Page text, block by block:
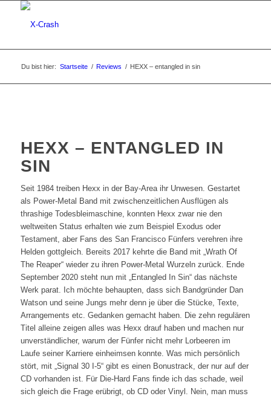
Du bist hier: Startseite / Reviews / HEXX – entangled in sin
HEXX – ENTANGLED IN
SIN
Seit 1984 treiben Hexx in der Bay-Area ihr Unwesen. Gestartet
als Power-Metal Band mit zwischenzeitlichen Ausflügen als
thrashige Todesbleimaschine, konnten Hexx zwar nie den
weltweiten Status erhalten wie zum Beispiel Exodus oder
Testament, aber Fans des San Francisco Fünfers verehren ihre
Helden gottgleich. Bereits 2017 kehrte die Band mit „Wrath Of
The Reaper“ wieder zu ihren Power-Metal Wurzeln zurück. Ende
September 2020 steht nun mit „Entangled In Sin“ das nächste
Werk parat. Ich möchte behaupten, dass sich Bandgründer Dan
Watson und seine Jungs mehr denn je über die Stücke, Texte,
Arrangements etc. Gedanken gemacht haben. Die zehn regulären
Titel alleine zeigen alles was Hexx drauf haben und machen nur
unverständlicher, warum der Fünfer nicht mehr Lorbeeren im
Laufe seiner Karriere einheimsen konnte. Was mich persönlich
stört, mit „Signal 30 I-5“ gibt es einen Bonustrack, der nur auf der
CD vorhanden ist. Für Die-Hard Fans finde ich das schade, weil
sich gleich die Frage erübrigt, ob CD oder Vinyl. Nein, man muss